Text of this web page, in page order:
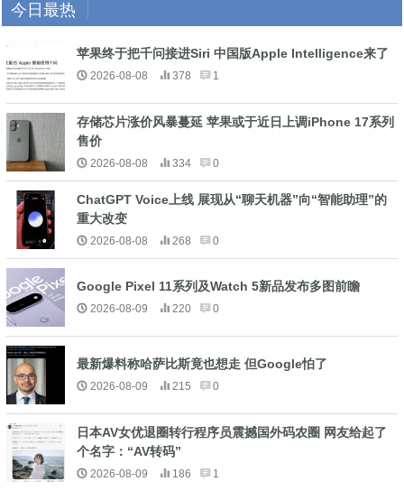
今日最热
苹果终于把千问接进Siri 中国版Apple Intelligence来了
2026-08-08 378 1
存储芯片涨价风暴蔓延 苹果或于近日上调iPhone 17系列
售价
2026-08-08 334 0
ChatGPT Voice上线 展现从“聊天机器”向“智能助理”的
重大改变
2026-08-08 268 0
Google Pixel 11系列及Watch 5新品发布多图前瞻
2026-08-09 220 0
最新爆料称哈萨比斯竟也想走 但Google怕了
2026-08-09 215 0
日本AV女优退圈转行程序员震撼国外码农圈 网友给起了
个名字：“AV转码”
2026-08-09 186 1